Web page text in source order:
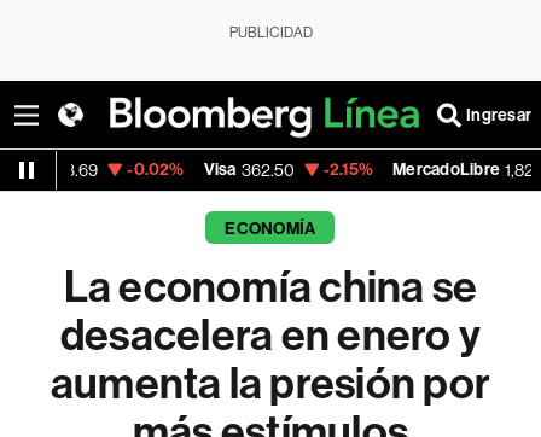
PUBLICIDAD
Ingresar
-0.02% Visa 362.50 -2.15% MercadoLibre 1,821.795 -
ECONOMÍA
La economía china se
desacelera en enero y
aumenta la presión por